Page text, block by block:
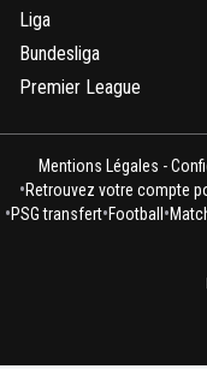
Liga
Bundesliga
Premier League
Mentions Légales -
•Retrouvez votre compte
•PSG transfert•Football •